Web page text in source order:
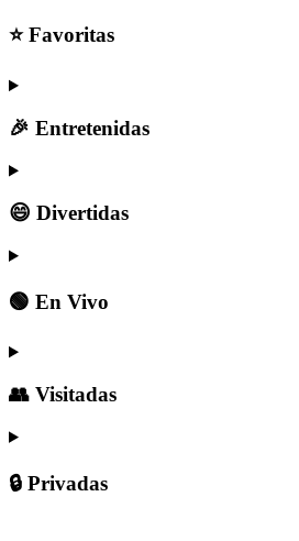
⭐ Favoritas
🎉 Entretenidas
😄 Divertidas
🟢 En Vivo
👥 Visitadas
🔒 Privadas